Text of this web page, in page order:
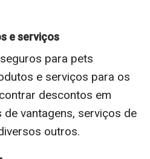
e serviços
para pets
e serviços para os
descontos em
vantagens, serviços de
outros.